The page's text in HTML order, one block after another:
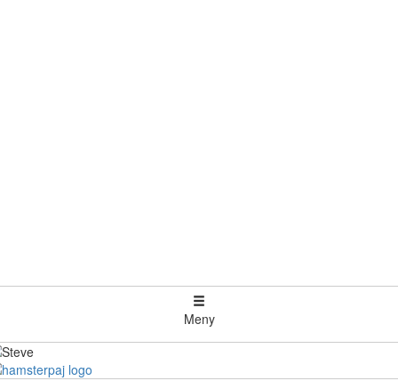
Meny